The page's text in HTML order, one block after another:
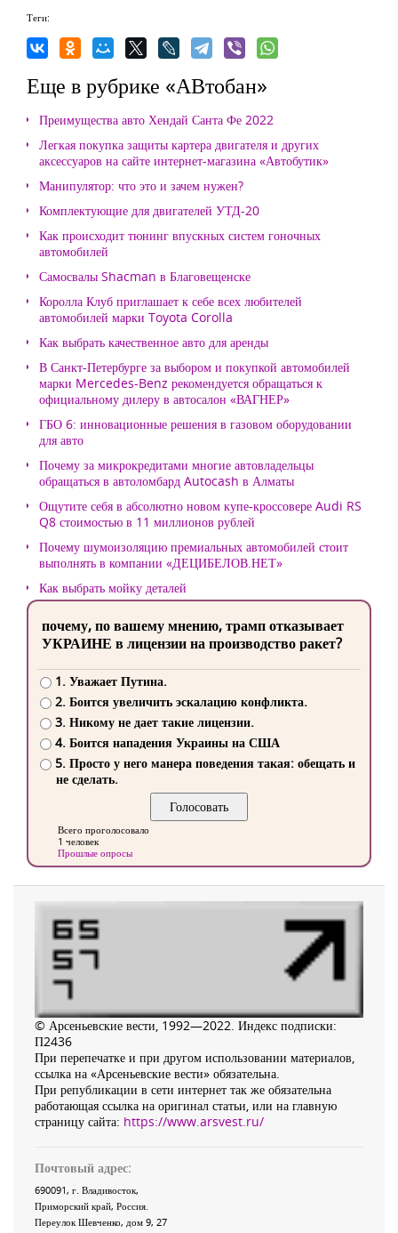
Теги:
Еще в рубрике «АВтобан»
Преимущества авто Хендай Санта Фе 2022
Легкая покупка защиты картера двигателя и других
аксессуаров на сайте интернет-магазина «Автобутик»
Манипулятор: что это и зачем нужен?
Комплектующие для двигателей УТД-20
Как происходит тюнинг впускных систем гоночных
автомобилей
Самосвалы Shacman в Благовещенске
Королла Клуб приглашает к себе всех любителей
автомобилей марки Toyota Corolla
Как выбрать качественное авто для аренды
В Санкт-Петербурге за выбором и покупкой автомобилей
марки Mercedes-Benz рекомендуется обращаться к
официальному дилеру в автосалон «ВАГНЕР»
ГБО 6: инновационные решения в газовом оборудовании
для авто
Почему за микрокредитами многие автовладельцы
обращаться в автоломбард Autocash в Алматы
Ощутите себя в абсолютно новом купе-кроссовере Audi RS
Q8 стоимостью в 11 миллионов рублей
Почему шумоизоляцию премиальных автомобилей стоит
выполнять в компании «ДЕЦИБЕЛОВ.НЕТ»
Как выбрать мойку деталей
почему, по вашему мнению, трамп отказывает
УКРАИНЕ в лицензии на производство ракет?
1. Уважает Путина.
2. Боится увеличить эскалацию конфликта.
3. Никому не дает такие лицензии.
4. Боится нападения Украины на США
5. Просто у него манера поведения такая: обещать и
не сделать.
Всего проголосовало
1 человек
Прошлые опросы
© Арсеньевские вести, 1992—2022. Индекс подписки:
П2436
При перепечатке и при другом использовании материалов,
ссылка на «Арсеньевские вести» обязательна.
При републикации в сети интернет так же обязательна
работающая ссылка на оригинал статьи, или на главную
страницу сайта: https://www.arsvest.ru/
Почтовый адрес:
690091, г. Владивосток,
Приморский край, Россия
Переулок Шевченко, дом 9, 27